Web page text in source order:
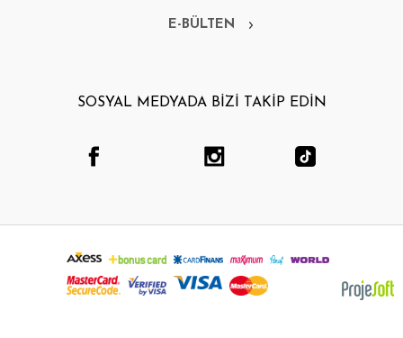
E-BÜLTEN
SOSYAL MEDYADA BİZİ TAKİP EDİN